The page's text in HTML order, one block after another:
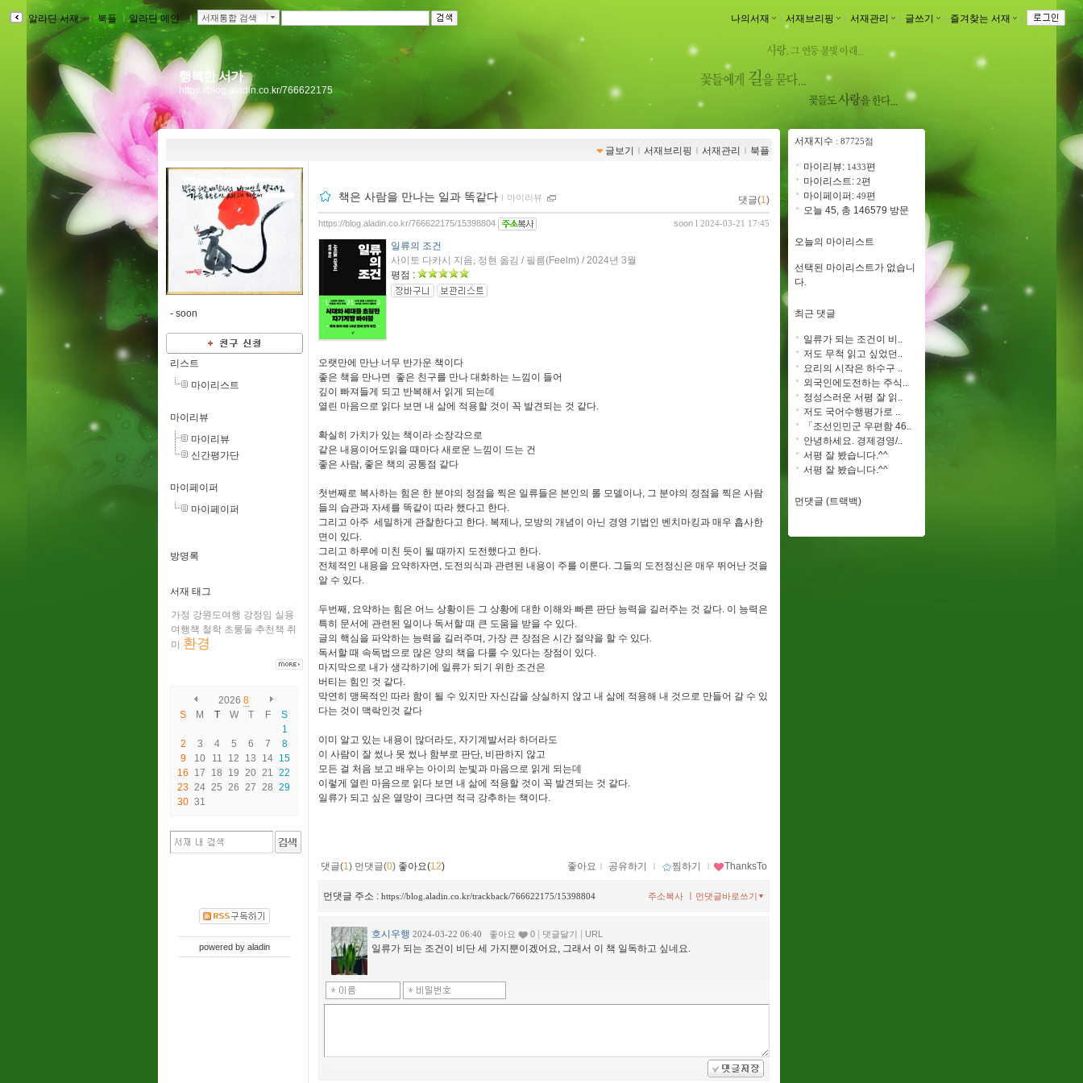
알라딘 서재 ｌ 북플 ｌ알라딘 메인 ｌ 서재통합 검색 나의서재 ｌ 서재브리핑 ｌ 서재관리 ｌ 글쓰기 ｌ 즐겨찾는 서재 ｌ
행복한 서가
https://blog.aladin.co.kr/766622175
글보기 ｌ 서재브리핑 ｌ 서재관리 ｌ 북플
- soon
리스트
마이리스트
마이리뷰
마이리뷰
신간평가단
마이페이퍼
마이페이퍼
방명록
서재 태그
가정 강원도여행 강정임 실용
여행책 철학 초롱둘 추천책 취
미
환경
2026 8
S
M T W T F
S
1
2
3 4 5 6 7
8
9
10 11 12 13 14 15
16
17 18 19 20 21 22
23 24 25 26 27 28 29
30 31
powered by aladin
책은 사람을 만나는 일과 똑같다 ｌ 마이리뷰 댓글(1)
soon l 2024-03-21 17:45
https://blog.aladin.co.kr/766622175/15398804
일류의 조건
사이토 다카시 지음, 정현 옮김 / 필름(Feelm) / 2024년 3월
평점 :
오랫만에 만난 너무 반가운 책이다
좋은 책을 만나면 좋은 친구를 만나 대화하는 느낌이 들어
깊이 빠져들게 되고 반복해서 읽게 되는데
열린 마음으로 읽다 보면 내 삶에 적용할 것이 꼭 발견되는 것 같다.
확실히 가치가 있는 책이라 소장각으로
같은 내용이어도읽을 때마다 새로운 느낌이 드는 건
좋은 사람, 좋은 책의 공통점 같다
첫번째로 복사하는 힘은 한 분야의 정점을 찍은 일류들은 본인의 롤 모델이나, 그 분야의 정점을 찍은 사람
들의 습관과 자세를 똑같이 따라 했다고 한다.
그리고 아주 세밀하게 관찰한다고 한다. 복제나, 모방의 개념이 아닌 경영 기법인 벤치마킹과 매우 흡사한
면이 있다.
그리고 하루에 미친 듯이 될 때까지 도전했다고 한다.
전체적인 내용을 요약하자면, 도전의식과 관련된 내용이 주를 이룬다. 그들의 도전정신은 매우 뛰어난 것을
알 수 있다.
두번째, 요약하는 힘은 어느 상황이든 그 상황에 대한 이해와 빠른 판단 능력을 길러주는 것 같다. 이 능력은
특히 문서에 관련된 일이나 독서할 때 큰 도움을 받을 수 있다.
글의 핵심을 파악하는 능력을 길러주며, 가장 큰 장점은 시간 절약을 할 수 있다.
독서할 때 속독법으로 많은 양의 책을 다룰 수 있다는 장점이 있다.
마지막으로 내가 생각하기에 일류가 되기 위한 조건은
버티는 힘인 것 같다.
막연히 맹목적인 따라 함이 될 수 있지만 자신감을 상실하지 않고 내 삶에 적용해 내 것으로 만들어 갈 수 있
다는 것이 맥락인것 같다
이미 알고 있는 내용이 많더라도, 자기계발서라 하더라도
이 사람이 잘 썼나 못 썼나 함부로 판단, 비판하지 않고
모든 걸 처음 보고 배우는 아이의 눈빛과 마음으로 읽게 되는데
이렇게 열린 마음으로 읽다 보면 내 삶에 적용할 것이 꼭 발견되는 것 같다.
일류가 되고 싶은 열망이 크다면 적극 강추하는 책이다.
댓글(1) 먼댓글(0) 좋아요(12) 좋아요 ｌ 공유하기 ｌ 찜하기 ｌ ThanksTo
먼댓글 주소 : https://blog.aladin.co.kr/trackback/766622175/15398804 먼댓글바로쓰기
주소복사
호시우행 2024-03-22 06:40 좋아요 0 댓글달기 URL
일류가 되는 조건이 비단 세 가지뿐이겠어요, 그래서 이 책 일독하고 싶네요.
서재지수 : 87725점
마이리뷰: 1433편
마이리스트: 2편
마이페이퍼: 49편
오늘 45, 총 146579 방문
오늘의 마이리스트
선택된 마이리스트가 없습니
다.
최근 댓글
일류가 되는 조건이 비..
저도 무척 읽고 싶었던..
요리의 시작은 하수구 ..
외국인에도전하는 주식..
정성스러운 서평 잘 읽..
저도 국어수행평가로 ..
「조선인민군 우편함 46..
안녕하세요. 경제경영/..
서평 잘 봤습니다.^^
서평 잘 봤습니다.^^
먼댓글 (트랙백)